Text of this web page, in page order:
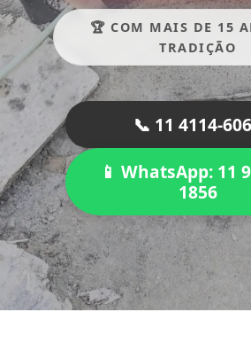
🏆 COM MAIS DE 15
TRADIÇÃO
📞 11 4114-
📱 WhatsApp: 11
1856